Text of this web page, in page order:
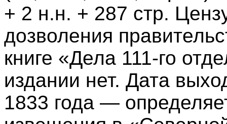
+ 2 н.н. + 287 стр.
дозволения
книге «Дела 111-го
издании нет. Дата
1833 года —